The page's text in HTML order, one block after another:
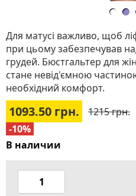
Для матусі важливо, щоб
при цьому забезпечував
грудей. Бюстгальтер для
стане невід'ємною
необхідний комфорт.
1093.50 грн.
-10%
1215 грн.
В наличии